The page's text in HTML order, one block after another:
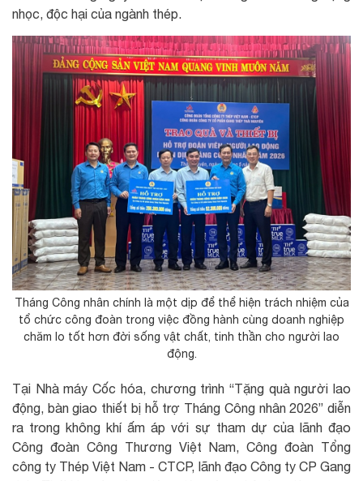
nhọc, độc hại của ngành thép.
Tháng Công nhân chính là một dịp để thể hiện trách nhiệm của
tổ chức công đoàn trong việc đồng hành cùng doanh nghiệp
chăm lo tốt hơn đời sống vật chất, tinh thần cho người lao
động.
Tại Nhà máy Cốc hóa, chương trình “Tặng quà người lao
động, bàn giao thiết bị hỗ trợ Tháng Công nhân 2026” diễn
ra trong không khí ấm áp với sự tham dự của lãnh đạo
Công đoàn Công Thương Việt Nam, Công đoàn Tổng
công ty Thép Việt Nam - CTCP, lãnh đạo Công ty CP Gang